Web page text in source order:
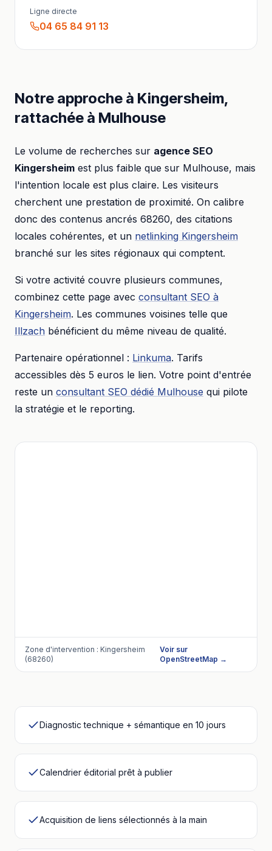
Ligne directe
04 65 84 91 13
Notre approche à Kingersheim,
rattachée à Mulhouse
Le volume de recherches sur agence SEO
Kingersheim est plus faible que sur Mulhouse, mais
l'intention locale est plus claire. Les visiteurs
cherchent une prestation de proximité. On calibre
donc des contenus ancrés 68260, des citations
locales cohérentes, et un netlinking Kingersheim
branché sur les sites régionaux qui comptent.
Si votre activité couvre plusieurs communes,
combinez cette page avec consultant SEO à
Kingersheim. Les communes voisines telle que
Illzach bénéficient du même niveau de qualité.
Partenaire opérationnel : Linkuma. Tarifs
accessibles dès 5 euros le lien. Votre point d'entrée
reste un consultant SEO dédié Mulhouse qui pilote
la stratégie et le reporting.
Zone d'intervention : Kingersheim
(68260)
Voir sur
OpenStreetMap →
Diagnostic technique + sémantique en 10 jours
Calendrier éditorial prêt à publier
Acquisition de liens sélectionnés à la main